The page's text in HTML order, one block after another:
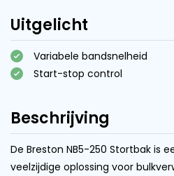
Uitgelicht
Variabele bandsnelheid
Start-stop control
Beschrijving
De Breston NB5-250 Stortbak is
veelzijdige oplossing voor